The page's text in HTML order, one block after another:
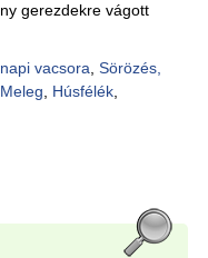
gerezdekre vágott
vacsora Sörözés,
Meleg Húsfélék,